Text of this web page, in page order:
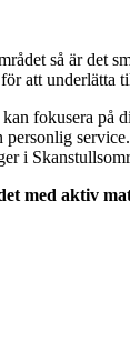
så är det
att underlätta
fokusera på
personlig service.
i
med aktiv